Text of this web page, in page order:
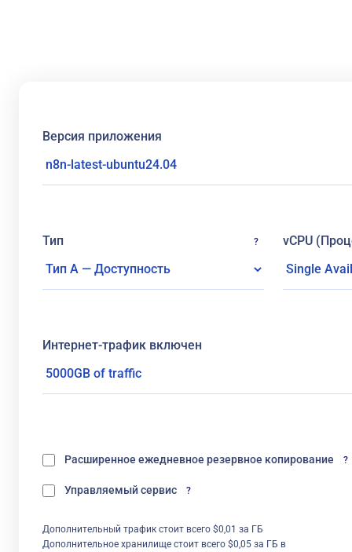
Версия приложения
Тип ? vCPU
Интернет-трафик включен
Расширенное ежедневное резервное копирование ?
Управляемый сервис ?
Дополнительный трафик стоит всего $0,01 за ГБ
Дополнительное хранилище стоит всего $0,05 за ГБ в